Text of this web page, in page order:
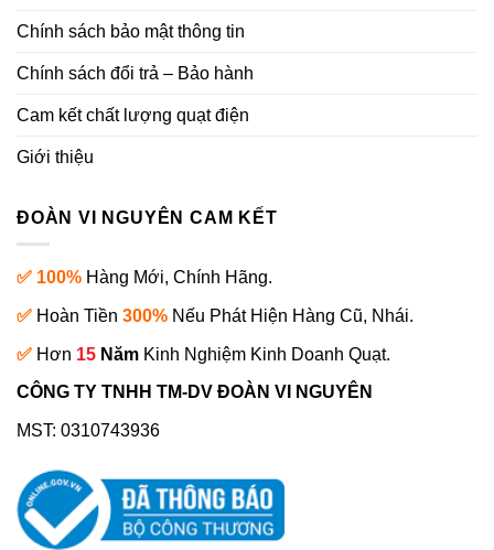
Chính sách bảo mật thông tin
Chính sách đổi trả – Bảo hành
Cam kết chất lượng quạt điện
Giới thiệu
ĐOÀN VI NGUYÊN CAM KẾT
✅ 100% Hàng Mới, Chính Hãng.
✅ Hoàn Tiền 300% Nếu Phát Hiện Hàng Cũ, Nhái.
✅ Hơn 15 Năm Kinh Nghiệm Kinh Doanh Quạt.
CÔNG TY TNHH TM-DV ĐOÀN VI NGUYÊN
MST: 0310743936